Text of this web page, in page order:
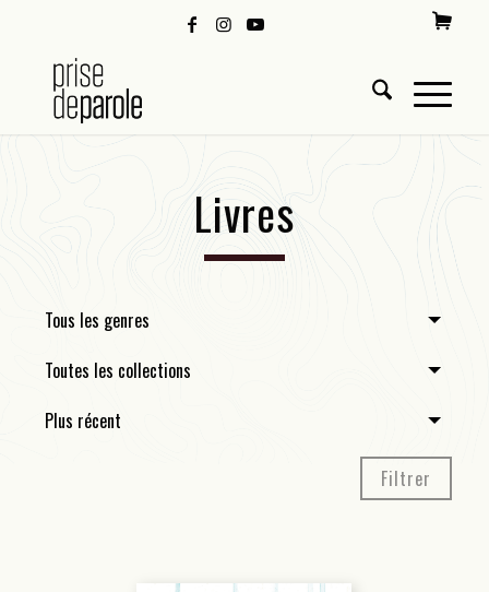
Livres
Tous les genres
Toutes les collections
Plus récent
Filtrer